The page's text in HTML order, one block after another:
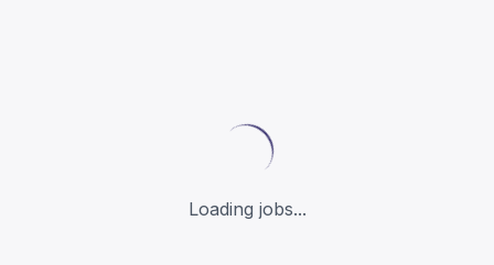
Loading jobs...